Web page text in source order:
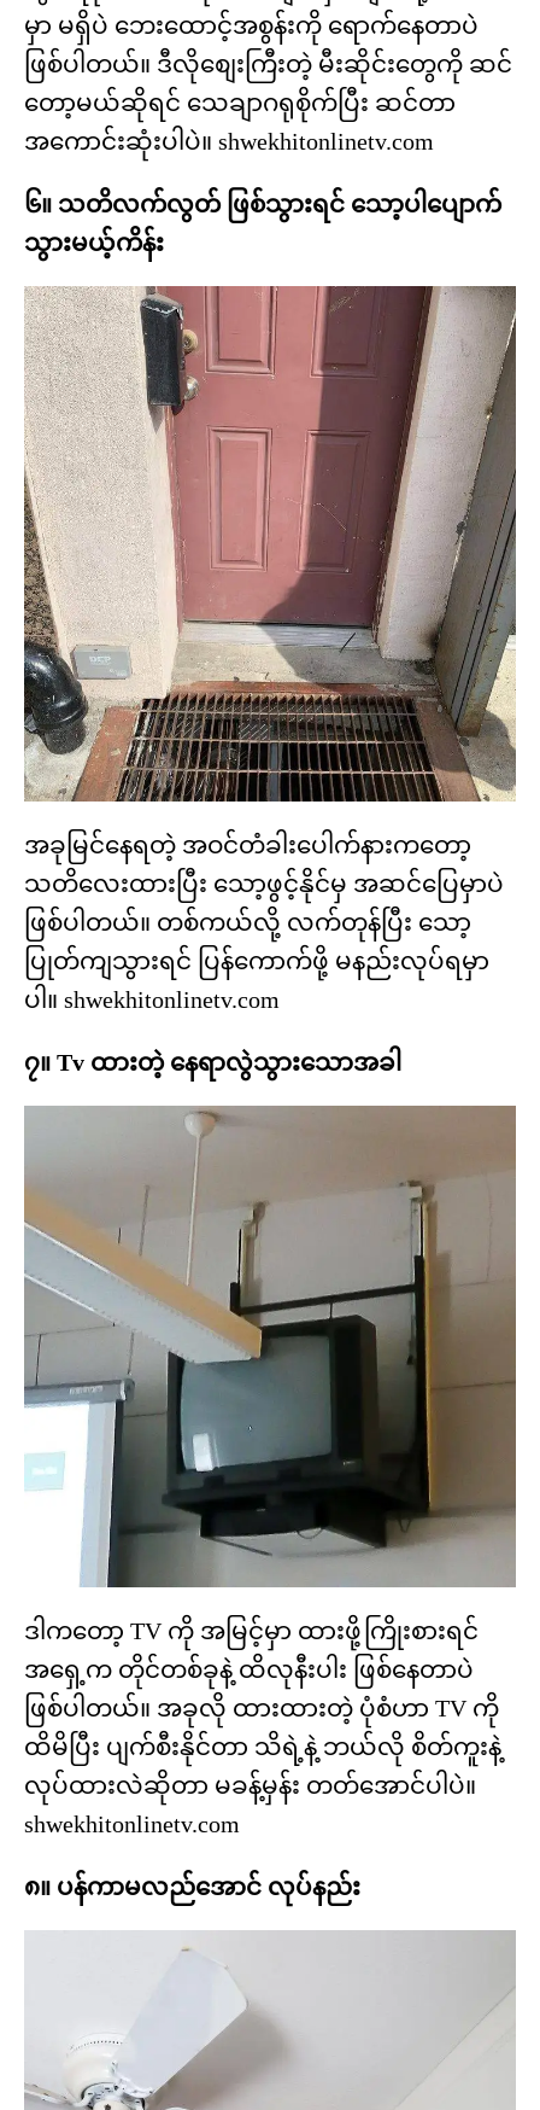
မှာ မရှိပဲ ဘေးထောင့်အစွန်းကို ရောက်နေတာပဲ
ဖြစ်ပါတယ်။ ဒီလိုစျေးကြီးတဲ့ မီးဆိုင်းတွေကို ဆင်
တော့မယ်ဆိုရင် သေချာဂရုစိုက်ပြီး ဆင်တာ
အကောင်းဆုံးပါပဲ။ shwekhitonlinetv.com
၆။ သတိလက်လွတ် ဖြစ်သွားရင် သော့ပါပျောက်
သွားမယ့်ကိန်း
အခုမြင်နေရတဲ့ အဝင်တံခါးပေါက်နားကတော့
သတိလေးထားပြီး သော့ဖွင့်နိုင်မှ အဆင်ပြေမှာပဲ
ဖြစ်ပါတယ်။ တစ်ကယ်လို့ လက်တုန်ပြီး သော့
ပြုတ်ကျသွားရင် ပြန်ကောက်ဖို့ မနည်းလုပ်ရမှာ
ပါ။ shwekhitonlinetv.com
၇။ Tv ထားတဲ့ နေရာလွဲသွားသောအခါ
ဒါကတော့ TV ကို အမြင့်မှာ ထားဖို့ကြိုးစားရင်
အရှေ့က တိုင်တစ်ခုနဲ့ ထိလုနီးပါး ဖြစ်နေတာပဲ
ဖြစ်ပါတယ်။ အခုလို ထားထားတဲ့ ပုံစံဟာ TV ကို
ထိမိပြီး ပျက်စီးနိုင်တာ သိရဲ့နဲ့ ဘယ်လို စိတ်ကူးနဲ့
လုပ်ထားလဲဆိုတာ မခန့်မှန်း တတ်အောင်ပါပဲ။
shwekhitonlinetv.com
၈။ ပန်ကာမလည်အောင် လုပ်နည်း